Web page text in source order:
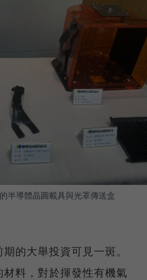
半導體晶圓載具與光罩傳送盒
的大舉投資可見一斑。
料，對於揮發性有機氣